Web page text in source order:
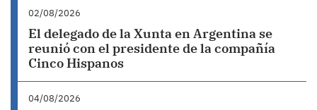
02/08/2026
El delegado de la Xunta en Argentina se
reunió con el presidente de la compañía
Cinco Hispanos
04/08/2026